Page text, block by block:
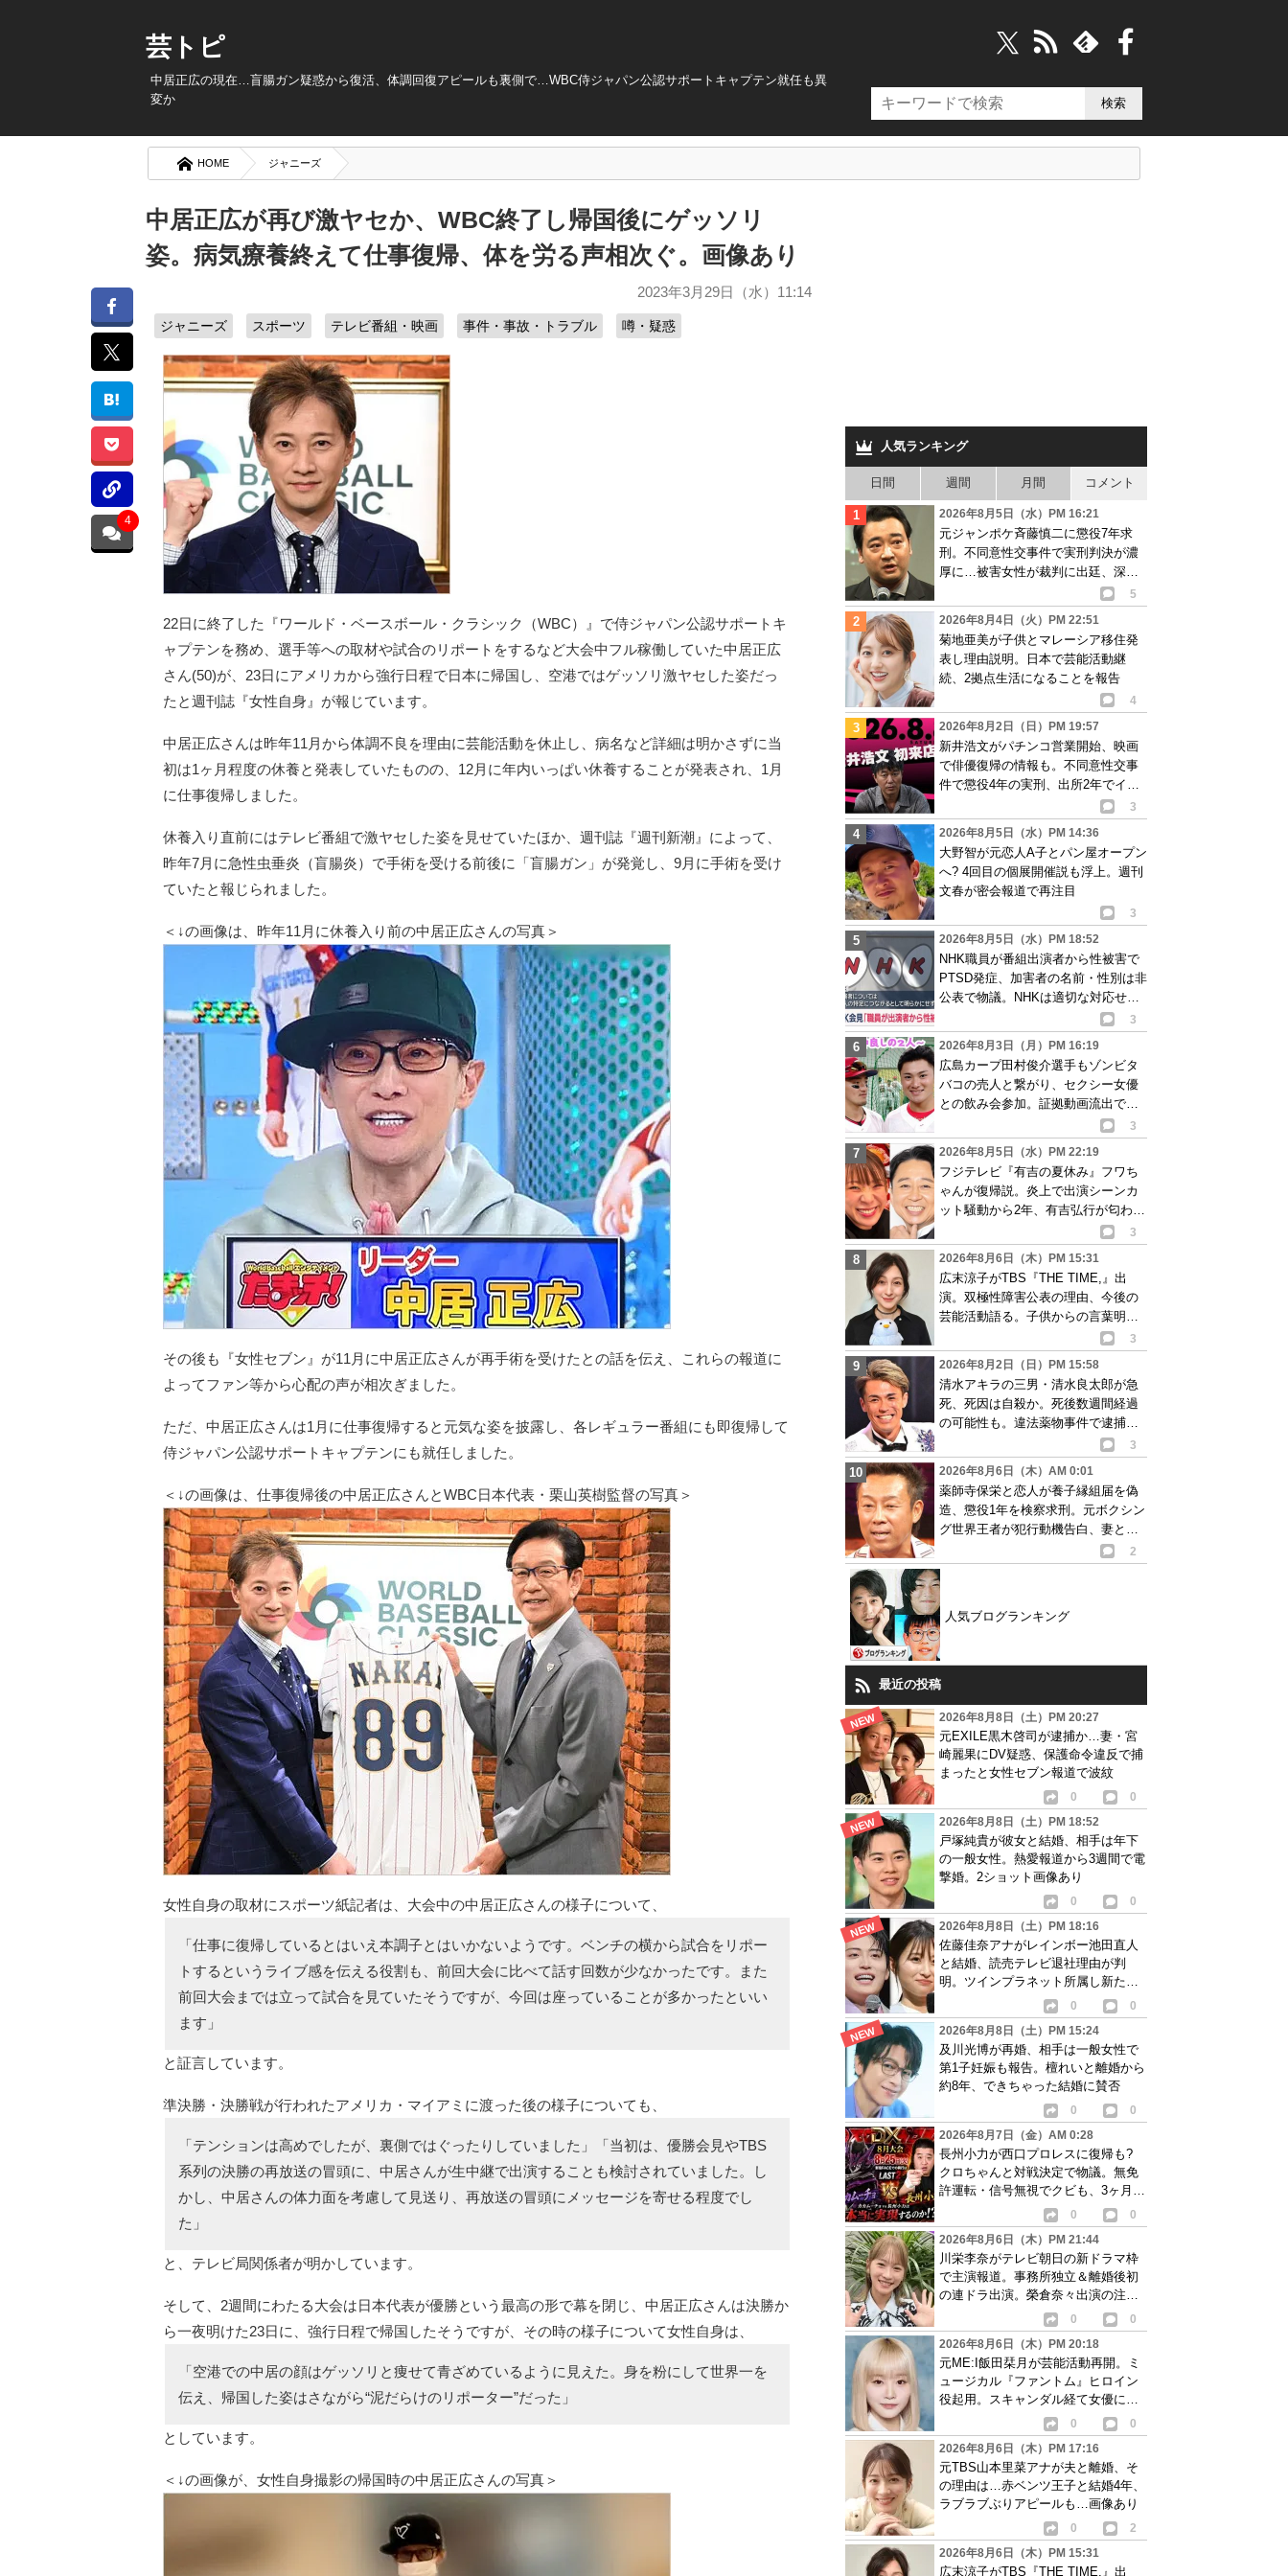
芸トピ
中居正広の現在…盲腸ガン疑惑から復活、体調回復アピールも裏側で…WBC侍ジャパン公認サポートキャプテン就任も異
変か
HOME ジャニーズ
中居正広が再び激ヤセか、WBC終了し帰国後にゲッソリ
姿。病気療養終えて仕事復帰、体を労る声相次ぐ。画像あり
2023年3月29日（水）11:14
ジャニーズ スポーツ テレビ番組・映画 事件・事故・トラブル 噂・疑惑
4
22日に終了した『ワールド・ベースボール・クラシック（WBC）』で侍ジャパン公認サポートキ
ャプテンを務め、選手等への取材や試合のリポートをするなど大会中フル稼働していた中居正広
さん(50)が、23日にアメリカから強行日程で日本に帰国し、空港ではゲッソリ激ヤセした姿だっ
たと週刊誌『女性自身』が報じています。
中居正広さんは昨年11月から体調不良を理由に芸能活動を休止し、病名など詳細は明かさずに当
初は1ヶ月程度の休養と発表していたものの、12月に年内いっぱい休養することが発表され、1月
に仕事復帰しました。
休養入り直前にはテレビ番組で激ヤセした姿を見せていたほか、週刊誌『週刊新潮』によって、
昨年7月に急性虫垂炎（盲腸炎）で手術を受ける前後に「盲腸ガン」が発覚し、9月に手術を受け
ていたと報じられました。
＜↓の画像は、昨年11月に休養入り前の中居正広さんの写真＞
その後も『女性セブン』が11月に中居正広さんが再手術を受けたとの話を伝え、これらの報道に
よってファン等から心配の声が相次ぎました。
ただ、中居正広さんは1月に仕事復帰すると元気な姿を披露し、各レギュラー番組にも即復帰して
侍ジャパン公認サポートキャプテンにも就任しました。
＜↓の画像は、仕事復帰後の中居正広さんとWBC日本代表・栗山英樹監督の写真＞
女性自身の取材にスポーツ紙記者は、大会中の中居正広さんの様子について、
「仕事に復帰しているとはいえ本調子とはいかないようです。ベンチの横から試合をリポー
トするというライブ感を伝える役割も、前回大会に比べて話す回数が少なかったです。また
前回大会までは立って試合を見ていたそうですが、今回は座っていることが多かったといい
ます」
と証言しています。
準決勝・決勝戦が行われたアメリカ・マイアミに渡った後の様子についても、
「テンションは高めでしたが、裏側ではぐったりしていました」「当初は、優勝会見やTBS
系列の決勝の再放送の冒頭に、中居さんが生中継で出演することも検討されていました。し
かし、中居さんの体力面を考慮して見送り、再放送の冒頭にメッセージを寄せる程度でし
た」
と、テレビ局関係者が明かしています。
そして、2週間にわたる大会は日本代表が優勝という最高の形で幕を閉じ、中居正広さんは決勝か
ら一夜明けた23日に、強行日程で帰国したそうですが、その時の様子について女性自身は、
「空港での中居の顔はゲッソリと痩せて青ざめているように見えた。身を粉にして世界一を
伝え、帰国した姿はさながら“泥だらけのリポーター”だった」
としています。
＜↓の画像が、女性自身撮影の帰国時の中居正広さんの写真＞
人気ランキング
日間 週間 月間 コメント
2026年8月5日（水）PM 16:21
元ジャンポケ斉藤慎二に懲役7年求
刑。不同意性交事件で実刑判決が濃
厚に…被害女性が裁判に出廷、深刻
5
2026年8月4日（火）PM 22:51
菊地亜美が子供とマレーシア移住発
表し理由説明。日本で芸能活動継
続、2拠点生活になることを報告
4
2026年8月2日（日）PM 19:57
新井浩文がパチンコ営業開始、映画
で俳優復帰の情報も。不同意性交事
件で懲役4年の実刑、出所2年でイベ
3
2026年8月5日（水）PM 14:36
大野智が元恋人A子とパン屋オープン
へ? 4回目の個展開催説も浮上。週刊
文春が密会報道で再注目
3
2026年8月5日（水）PM 18:52
NHK職員が番組出演者から性被害で
PTSD発症、加害者の名前・性別は非
公表で物議。NHKは適切な対応せず
3
2026年8月3日（月）PM 16:19
広島カープ田村俊介選手もゾンビタ
バコの売人と繋がり、セクシー女優
との飲み会参加。証拠動画流出で波
3
2026年8月5日（水）PM 22:19
フジテレビ『有吉の夏休み』フワち
ゃんが復帰説。炎上で出演シーンカ
ット騒動から2年、有吉弘行が匂わせ
3
2026年8月6日（木）PM 15:31
広末涼子がTBS『THE TIME,』出
演。双極性障害公表の理由、今後の
芸能活動語る。子供からの言葉明か
3
2026年8月2日（日）PM 15:58
清水アキラの三男・清水良太郎が急
死、死因は自殺か。死後数週間経過
の可能性も。違法薬物事件で逮捕、
3
2026年8月6日（木）AM 0:01
薬師寺保栄と恋人が養子縁組届を偽
造、懲役1年を検察求刑。元ボクシン
グ世界王者が犯行動機告白、妻と離
2
人気ブログランキング
最近の投稿
2026年8月8日（土）PM 20:27
元EXILE黒木啓司が逮捕か…妻・宮
崎麗果にDV疑惑、保護命令違反で捕
まったと女性セブン報道で波紋
0
0
2026年8月8日（土）PM 18:52
戸塚純貴が彼女と結婚、相手は年下
の一般女性。熱愛報道から3週間で電
撃婚。2ショット画像あり
0
0
2026年8月8日（土）PM 18:16
佐藤佳奈アナがレインボー池田直人
と結婚、読売テレビ退社理由が判
明。ツインプラネット所属し新たな
0
0
2026年8月8日（土）PM 15:24
及川光博が再婚、相手は一般女性で
第1子妊娠も報告。檀れいと離婚から
約8年、できちゃった結婚に賛否
0
0
2026年8月7日（金）AM 0:28
長州小力が西口プロレスに復帰も?
クロちゃんと対戦決定で物議。無免
許運転・信号無視でクビも、3ヶ月で
0
0
2026年8月6日（木）PM 21:44
川栄李奈がテレビ朝日の新ドラマ枠
で主演報道。事務所独立＆離婚後初
の連ドラ出演。榮倉奈々出演の注目
0
0
2026年8月6日（木）PM 20:18
元ME:I飯田栞月が芸能活動再開。ミ
ュージカル『ファントム』ヒロイン
役起用。スキャンダル経て女優に転
0
0
2026年8月6日（木）PM 17:16
元TBS山本里菜アナが夫と離婚、そ
の理由は…赤ベンツ王子と結婚4年、
ラブラブぶりアピールも…画像あり
0
2
2026年8月6日（木）PM 15:31
広末涼子がTBS『THE TIME,』出